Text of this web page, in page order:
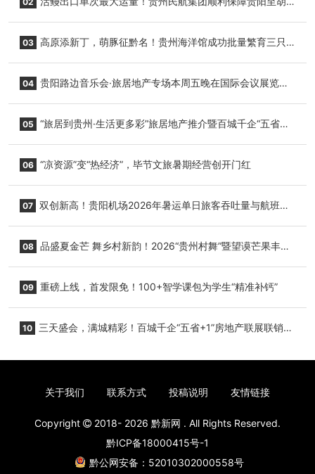
03 高原添新丁，萌豚征黔名！贵州海洋馆成功批量繁育三只
04 贵阳路边音乐会·旅居地产专场本周五晚在国际会议展览中
05 “旅居到贵州·生活更多彩”旅居地产推介暨百城千企“五省
06 “凉资源”变“热经济”，毕节文旅暑期经营创开门红
07 双创新高！贵阳机场2026年暑运单日旅客吞吐量与航班起
08 品盛夏金芒 舞乡村新韵！2026“贵州村舞”暨望谟芒果丰收
09 重磅上线，首发限免！100+智学课包为学生“精准补钙”
10 三天盛会，满城精彩！百城千企“五省+1”房地产联展联销活
关于我们 联系方式 投稿说明 友情链接
Copyright 2018- 2026 黔新网 . All Rights Reserved.
黔ICP备18000415号-1
黔公网安备：52010302000558号